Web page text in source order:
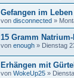
Gefangen im Leben
von disconnected »
15 Gramm
von enough » Dienstag
Erhängen mit Gürtel
von WokeUp25 »